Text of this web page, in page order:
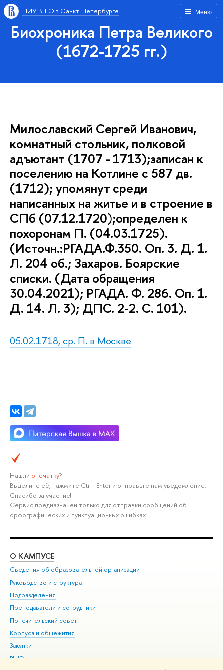
Меню
НИУ ВШЭ в Санкт-Петербурге
Биохроника Петра Великого
(1672-1725 гг.)
Милославский Сергей Иванович,
комнатный стольник, полковой
адъютант (1707 - 1713);записан к
поселению на Котлине с 587 дв.
(1712); упомянут среди
написанных на житье и в строение в
СПб (07.12.1720);определен к
похоронам П. (04.03.1725).
(Источн.:РГАДА.Ф.350. Оп. 3. Д. 1.
Л. 204 об.; Захаров. Боярские
списки. (Дата обращения
30.04.2021); РГАДА. Ф. 286. Оп. 1.
Д. 14. Л. 3); ДПС. 2-2. С. 101).
05.02.1718, ср. П. в Москве
Нашли опечатку?
Выделите её, нажмите Ctrl+Enter и отправьте нам уведомление.
Спасибо за участие!
Сервис предназначен только для отправки сообщений об
орфографических и пунктуационных ошибках.
О КАМПУСЕ
Сведения об образовательной организации
Руководство и структура
Подразделения
Преподаватели и сотрудники
Попечительский совет
Корпуса и общежития
Закупки
ВШЭ для студентов с ограниченными возможностями
здоровья и инвалидностью